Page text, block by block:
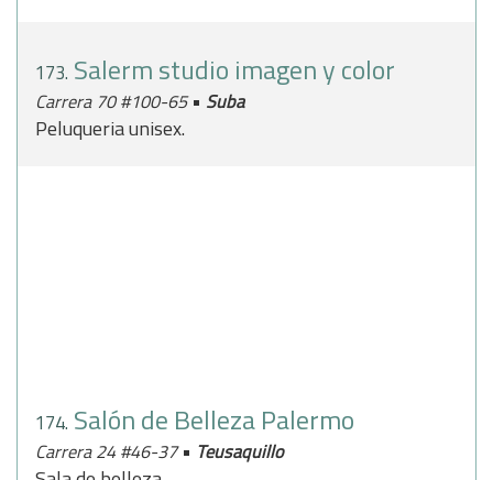
173. Salerm studio imagen y color
Carrera 70 #100-65• Suba
Peluqueria unisex.
174. Salón de Belleza Palermo
Carrera 24 #46-37• Teusaquillo